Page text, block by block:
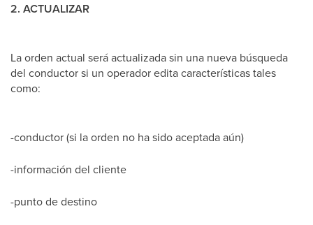
2. ACTUALIZAR
La orden actual será actualizada sin una nueva búsqueda
del conductor si un operador edita características tales
como:
-conductor (si la orden no ha sido aceptada aún)
-información del cliente
-punto de destino